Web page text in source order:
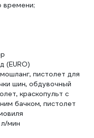
времени;
(EURO)
пистолет для
шин, обдувочный
краскопульт с
бачком, пистолет
мин